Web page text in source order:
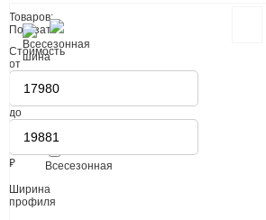
Товаров:
Показать
Стоимость
от
до
₽
Сезонность
Всесезонная
Ширина
профиля